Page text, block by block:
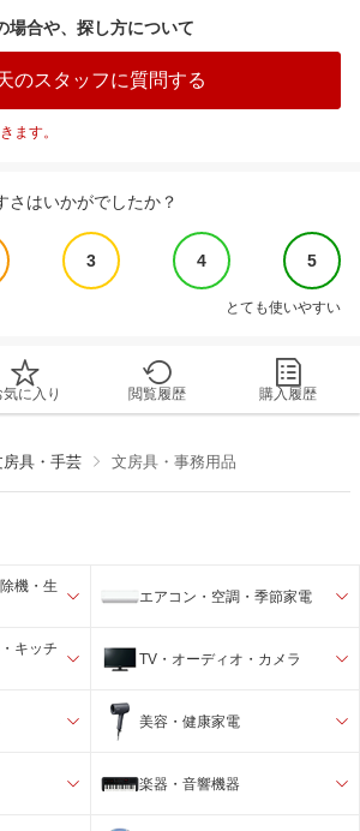
場合や、探し方について
のスタッフに質問する
ます。
さはいかがでしたか？
3 4 5
とても使いやすい
気に入り 閲覧履歴 購入履歴
房具・手芸 文房具・事務用品
機・生
エアコン・空調・季節家電
キッチ
TV・オーディオ・カメラ
美容・健康家電
楽器・音響機器